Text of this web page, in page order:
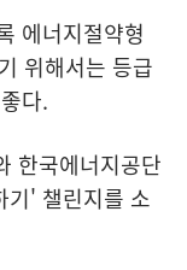
에너지절약형
위해서는 등급
다.
한국에너지공단
기' 챌린지를 소